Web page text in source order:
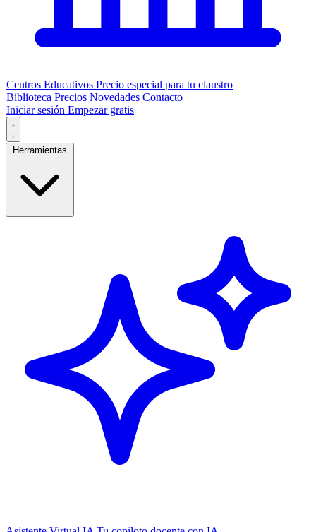
Centros Educativos Precio especial para tu claustro
Biblioteca Precios Novedades Contacto
Iniciar sesión Empezar gratis